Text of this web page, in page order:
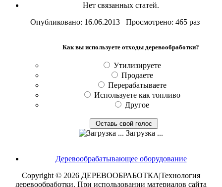
Нет связанных статей.
Опубликовано: 16.06.2013 Просмотрено: 465 раз
Как вы используете отходы деревообработки?
Утилизируете
Продаете
Перерабатываете
Используете как топливо
Другое
Загрузка ...
Деревообрабатывающее оборудование
Copyright © 2026 ДЕРЕВООБРАБОТКА|Технология
деревообработки. При использовании материалов сайта